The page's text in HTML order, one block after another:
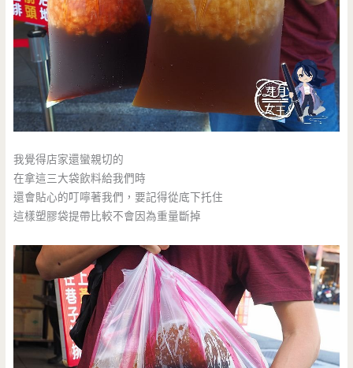
我覺得店家還蠻親切的
在拿這三大袋飲料給我們時
還會貼心的叮嚀著我們，要記得從底下托住
這樣塑膠袋提帶比較不會因為重量斷掉